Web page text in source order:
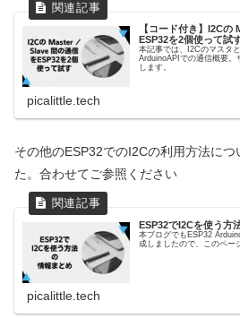
【コード付き】I2C
ESP32を2個使って試
本記事では、I2Cのマスタ
ArduinoAPIでの通信概要。
します。
picalittle.tech
その他のESP32でのI2Cの利用方法に
た。合わせてご参照ください
ESP32でI2Cを使う方
本ブログでもESP32
成しましたので、このペー
picalittle.tech